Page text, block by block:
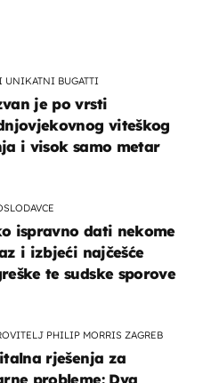
UNIKATNI BUGATTI
je po vrsti
viteškog
i visok samo metar
ispravno dati nekome
i izbjeći najčešće
te sudske sporove
PHILIP MORRIS ZAGREB
rješenja za
probleme: Dva